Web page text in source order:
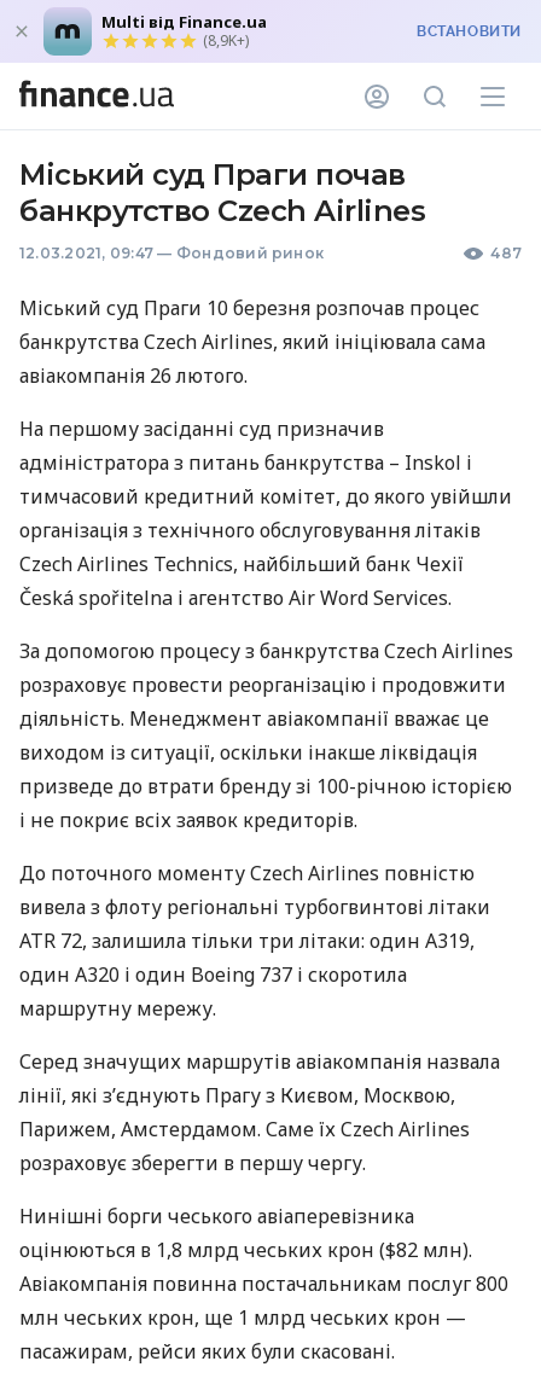
Multi від Finance.ua
(8,9K+) ВСТАНОВИТИ
Міський суд Праги почав
банкрутство Czech Airlines
12.03.2021, 09:47 — Фондовий ринок 487
Міський суд Праги 10 березня розпочав процес
банкрутства Czech Airlines, який ініціювала сама
авіакомпанія 26 лютого.
На першому засіданні суд призначив
адміністратора з питань банкрутства – Inskol і
тимчасовий кредитний комітет, до якого увійшли
організація з технічного обслуговування літаків
Czech Airlines Technics, найбільший банк Чехії
Česká spořitelna і агентство Air Word Services.
За допомогою процесу з банкрутства Czech Airlines
розраховує провести реорганізацію і продовжити
діяльність. Менеджмент авіакомпанії вважає це
виходом із ситуації, оскільки інакше ліквідація
призведе до втрати бренду зі 100-річною історією
і не покриє всіх заявок кредиторів.
До поточного моменту Czech Airlines повністю
вивела з флоту регіональні турбогвинтові літаки
ATR 72, залишила тільки три літаки: один A319,
один A320 і один Boeing 737 і скоротила
маршрутну мережу.
Серед значущих маршрутів авіакомпанія назвала
лінії, які з’єднують Прагу з Києвом, Москвою,
Парижем, Амстердамом. Саме їх Czech Airlines
розраховує зберегти в першу чергу.
Нинішні борги чеського авіаперевізника
оцінюються в 1,8 млрд чеських крон ($82 млн).
Авіакомпанія повинна постачальникам послуг 800
млн чеських крон, ще 1 млрд чеських крон —
пасажирам, рейси яких були скасовані.